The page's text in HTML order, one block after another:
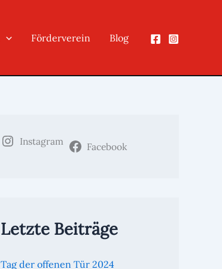
Förderverein Blog
Instagram Facebook
Letzte Beiträge
Tag der offenen Tür 2024